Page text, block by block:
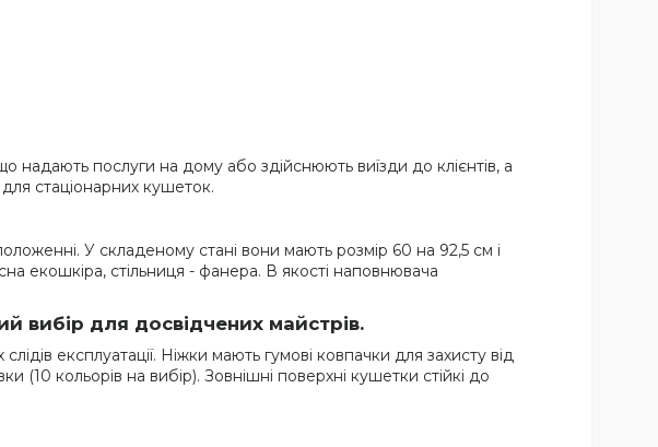
надають послуги на дому або здійснюють виїзди до клієнтів, а
стаціонарних кушеток.
У складеному стані вони мають розмір 60 на 92,5 см і
екошкіра, стільниця - фанера. В якості наповнювача
для досвідчених майстрів.
експлуатації. Ніжки мають гумові ковпачки для захисту від
кольорів на вибір). Зовнішні поверхні кушетки стійкі до